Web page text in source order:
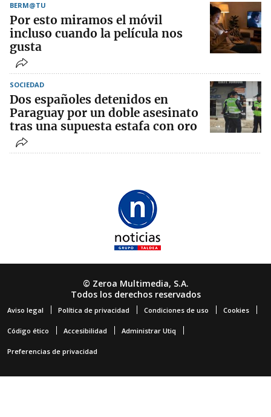
BERM@TU
Por esto miramos el móvil
incluso cuando la película nos
gusta
SOCIEDAD
Dos españoles detenidos en
Paraguay por un doble asesinato
tras una supuesta estafa con oro
© Zeroa Multimedia, S.A.
Todos los derechos reservados
Aviso legal Política de privacidad Condiciones de uso Cookies
Código ético Accesibilidad Administrar Utiq
Preferencias de privacidad